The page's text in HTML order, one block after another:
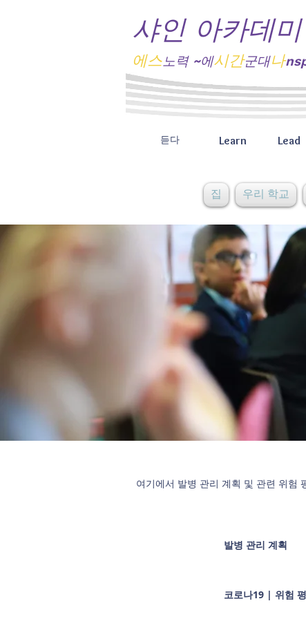
샤인 아카데미
에스노력 ~에시간군대나
듣다 Learn Lead
집 우리 학교
여기에서 발병 관리 계획 및 관련 위험
발병 관리 계획
코로나19 | 위험